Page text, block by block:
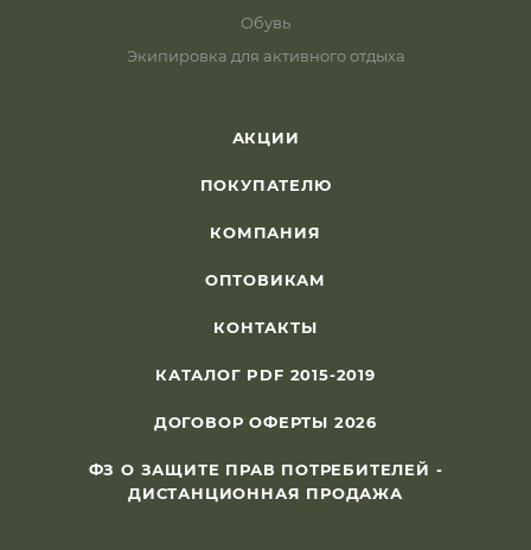
Обувь
Экипировка для активного отдыха
АКЦИИ
ПОКУПАТЕЛЮ
КОМПАНИЯ
ОПТОВИКАМ
КОНТАКТЫ
КАТАЛОГ PDF 2015-2019
ДОГОВОР ОФЕРТЫ 2026
ФЗ О ЗАЩИТЕ ПРАВ ПОТРЕБИТЕЛЕЙ -
ДИСТАНЦИОННАЯ ПРОДАЖА